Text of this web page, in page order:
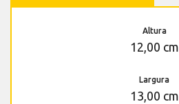
Altura
12,00 cm
Largura
13,00 cm